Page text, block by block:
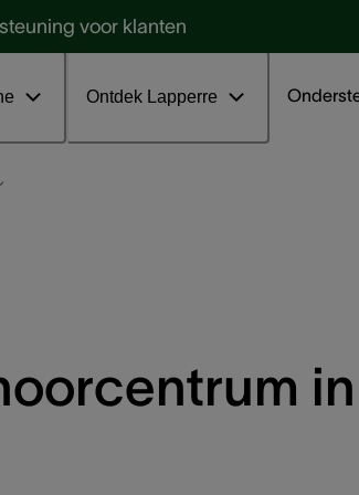
voor klanten
Ontdek Lapperre